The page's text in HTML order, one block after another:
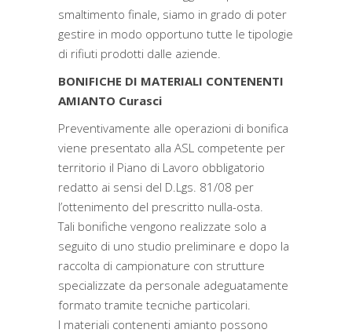
smaltimento finale, siamo in grado di poter
gestire in modo opportuno tutte le tipologie
di rifiuti prodotti dalle aziende.
BONIFICHE DI MATERIALI CONTENENTI
AMIANTO Curasci
Preventivamente alle operazioni di bonifica
viene presentato alla ASL competente per
territorio il Piano di Lavoro obbligatorio
redatto ai sensi del D.Lgs. 81/08 per
l’ottenimento del prescritto nulla-osta.
Tali bonifiche vengono realizzate solo a
seguito di uno studio preliminare e dopo la
raccolta di campionature con strutture
specializzate da personale adeguatamente
formato tramite tecniche particolari.
I materiali contenenti amianto possono